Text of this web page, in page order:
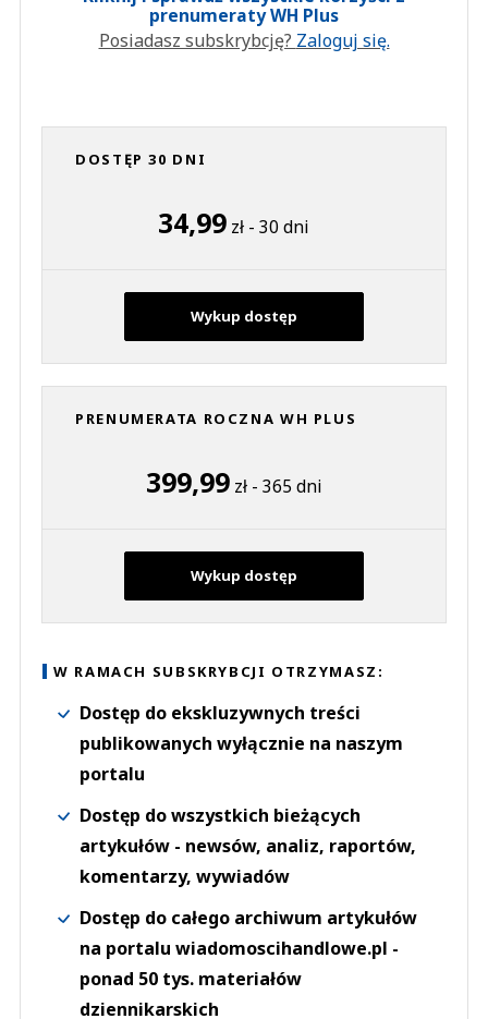
prenumeraty WH Plus
Posiadasz subskrybcję? Zaloguj się.
DOSTĘP 30 DNI
34,99 zł - 30 dni
Wykup dostęp
PRENUMERATA ROCZNA WH PLUS
399,99zł - 365 dni
Wykup dostęp
W RAMACH SUBSKRYBCJI OTRZYMASZ:
Dostęp do ekskluzywnych treści
publikowanych wyłącznie na naszym
portalu
Dostęp do wszystkich bieżących
artykułów - newsów, analiz, raportów,
komentarzy, wywiadów
Dostęp do całego archiwum artykułów
na portalu wiadomoscihandlowe.pl -
ponad 50 tys. materiałów
dziennikarskich